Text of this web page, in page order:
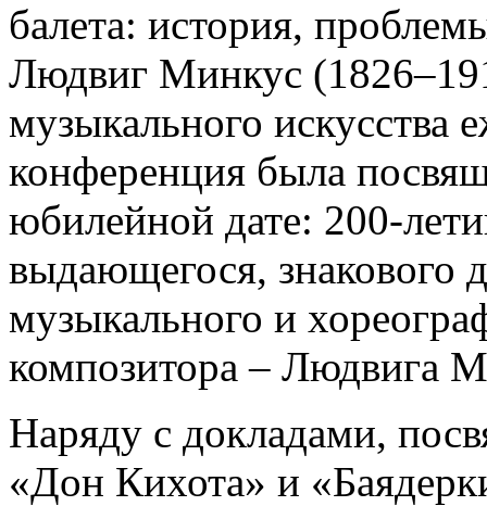
балета: история,
Людвиг Минкус
музыкального искусства
конференция была
юбилейной дате: 200-
выдающегося, знакового
музыкального и
композитора – Людвига
Наряду с докладами,
«Дон Кихота» и